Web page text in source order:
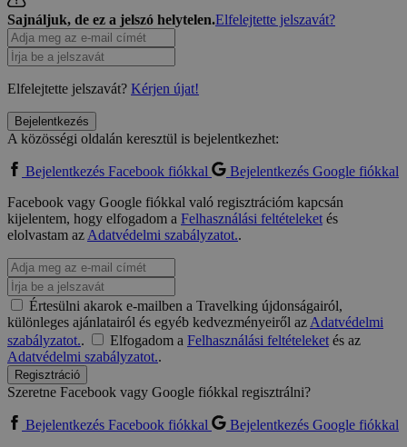
Sajnáljuk, de ez a jelszó helytelen.Elfelejtette jelszavát?
Elfelejtette jelszavát? Kérjen újat!
Bejelentkezés
A közösségi oldalán keresztül is bejelentkezhet:
Bejelentkezés Facebook fiókkal
Bejelentkezés Google fiókkal
Facebook vagy Google fiókkal való regisztrációm kapcsán
kijelentem, hogy elfogadom a Felhasználási feltételeketés
elolvastam azAdatvédelmi szabályzatot..
Értesülni akarok e-mailben a Travelking újdonságairól,
különleges ajánlatairól és egyéb kedvezményeiről azAdatvédelmi
szabályzatot.. Elfogadom a Felhasználási feltételeketés az
Adatvédelmi szabályzatot..
Regisztráció
Szeretne Facebook vagy Google fiókkal regisztrálni?
Bejelentkezés Facebook fiókkal
Bejelentkezés Google fiókkal